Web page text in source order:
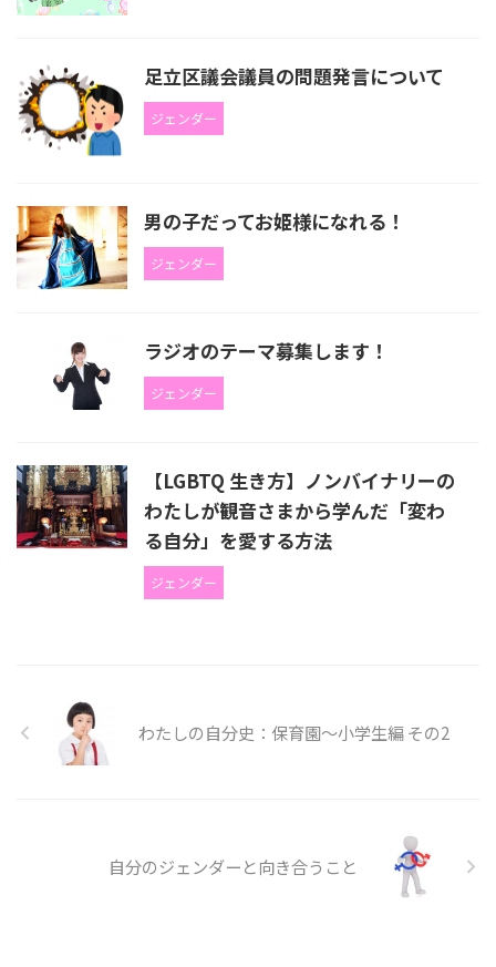
足立区議会議員の問題発言について
ジェンダー
男の子だってお姫様になれる！
ジェンダー
ラジオのテーマ募集します！
ジェンダー
【LGBTQ 生き方】ノンバイナリーの
わたしが観音さまから学んだ「変わ
る自分」を愛する方法
ジェンダー
わたしの自分史：保育園～小学生編 その2
自分のジェンダーと向き合うこと